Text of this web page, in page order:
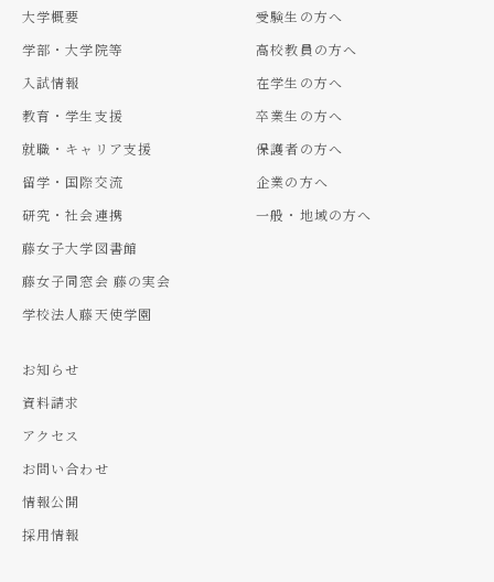
大学概要
学部・大学院等
入試情報
教育・学生支援
就職・キャリア支援
留学・国際交流
研究・社会連携
藤女子大学図書館
藤女子同窓会 藤の実会
学校法人藤天使学園
受験生の方へ
高校教員の方へ
在学生の方へ
卒業生の方へ
保護者の方へ
企業の方へ
一般・地域の方へ
お知らせ
資料請求
アクセス
お問い合わせ
情報公開
採用情報